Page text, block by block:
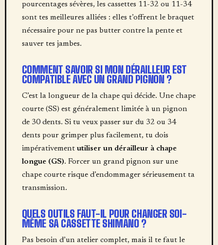
pourcentages sévères, les cassettes 11-32 ou 11-34
sont tes meilleures alliées : elles t’offrent le braquet
nécessaire pour ne pas butter contre la pente et
sauver tes jambes.
COMMENT SAVOIR SI MON DÉRAILLEUR EST
COMPATIBLE AVEC UN GRAND PIGNON ?
C’est la longueur de la chape qui décide. Une chape
courte (SS) est généralement limitée à un pignon
de 30 dents. Si tu veux passer sur du 32 ou 34
dents pour grimper plus facilement, tu dois
impérativement utiliser un dérailleur à chape
longue (GS). Forcer un grand pignon sur une
chape courte risque d’endommager sérieusement ta
transmission.
QUELS OUTILS FAUT-IL POUR CHANGER SOI-
MÊME SA CASSETTE SHIMANO ?
Pas besoin d’un atelier complet, mais il te faut le